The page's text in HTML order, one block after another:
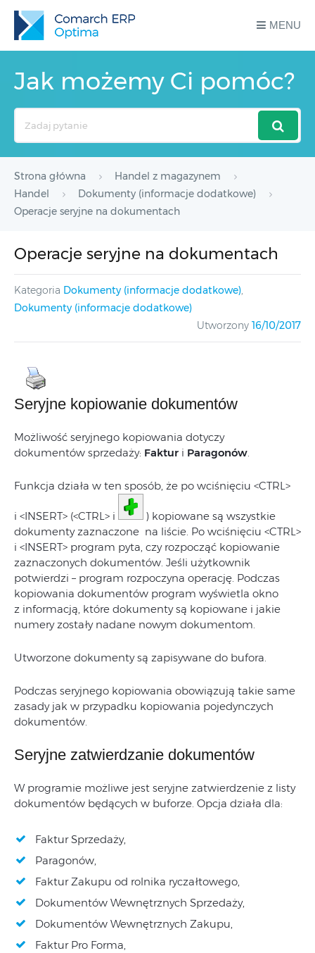
MENU
Jak możemy Ci pomóc?
Strona główna
Handel z magazynem
Handel
Dokumenty (informacje dodatkowe)
Operacje seryjne na dokumentach
Operacje seryjne na dokumentach
Kategoria Dokumenty (informacje dodatkowe),
Dokumenty (informacje dodatkowe)
Utworzony 16/10/2017
Seryjne kopiowanie dokumentów
Możliwość seryjnego kopiowania dotyczy
dokumentów sprzedaży: Faktur i Paragonów.
Funkcja działa w ten sposób, że po wciśnięciu <CTRL>
i <INSERT> (<CTRL> i
) kopiowane są wszystkie
dokumenty zaznaczone na liście. Po wciśnięciu <CTRL>
i <INSERT> program pyta, czy rozpocząć kopiowanie
zaznaczonych dokumentów. Jeśli użytkownik
potwierdzi – program rozpoczyna operację. Podczas
kopiowania dokumentów program wyświetla okno
z informacją, które dokumenty są kopiowane i jakie
numery zostały nadane nowym dokumentom.
Utworzone dokumenty są zapisywane do bufora.
Podczas seryjnego kopiowania obowiązują takie same
zasady jak w przypadku kopiowania pojedynczych
dokumentów.
Seryjne zatwierdzanie dokumentów
W programie możliwe jest seryjne zatwierdzenie z listy
dokumentów będących w buforze. Opcja działa dla:
Faktur Sprzedaży,
Paragonów,
Faktur Zakupu od rolnika ryczałtowego,
Dokumentów Wewnętrznych Sprzedaży,
Dokumentów Wewnętrznych Zakupu,
Faktur Pro Forma,